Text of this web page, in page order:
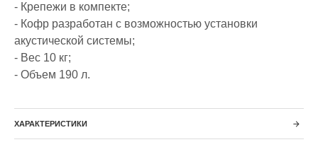
- Крепежи в компекте;
- Кофр разработан с возможностью установки
акустической системы;
- Вес 10 кг;
- Объем 190 л.
ХАРАКТЕРИСТИКИ